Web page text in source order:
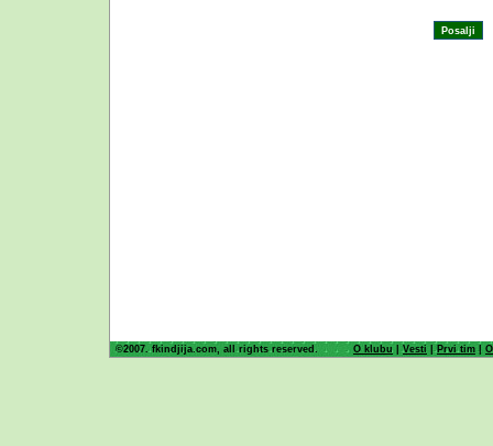
©2007. fkindjija.com, all rights reserved. O klubu |Vesti | Prvi tim |